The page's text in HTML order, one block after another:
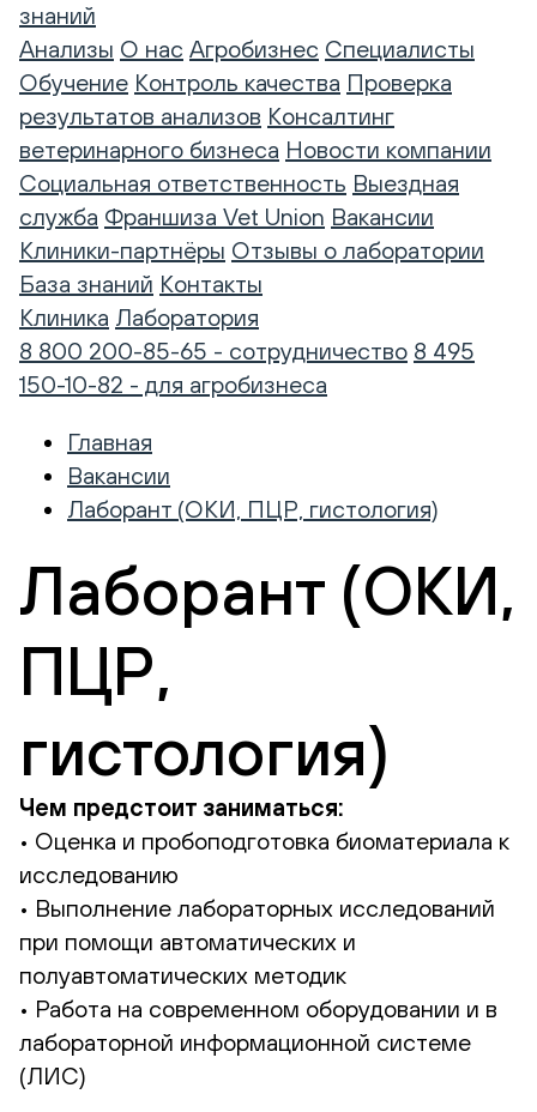
знаний
Анализы О нас Агробизнес Специалисты
Обучение Контроль качества Проверка
результатов анализов Консалтинг
ветеринарного бизнеса Новости компании
Социальная ответственность Выездная
служба Франшиза Vet Union Вакансии
Клиники-партнёры Отзывы о лаборатории
База знаний Контакты
Клиника Лаборатория
8 800 200-85-65 - сотрудничество 8 495
150-10-82 - для агробизнеса
Главная
Вакансии
Лаборант (ОКИ, ПЦР, гистология)
Лаборант (ОКИ,
ПЦР,
гистология)
Чем предстоит заниматься:
• Оценка и пробоподготовка биоматериала к
исследованию
• Выполнение лабораторных исследований
при помощи автоматических и
полуавтоматических методик
• Работа на современном оборудовании и в
лабораторной информационной системе
(ЛИС)